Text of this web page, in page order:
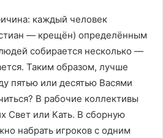
каждый человек
— крещён) определённым
собирается несколько —
Таким образом, лучше
пятью или десятью Васями
В рабочие коллективы
Свет или Кать. В сборную
набрать игроков с одним